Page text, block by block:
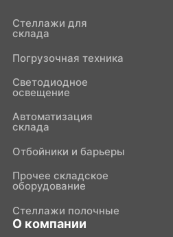
Стеллажи для
склада
Погрузочная техника
Светодиодное
освещение
Автоматизация
склада
Отбойники и барьеры
Прочее складское
оборудование
Стеллажи полочные
О компании